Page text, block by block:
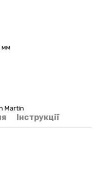
мм
Martin
Інструкції